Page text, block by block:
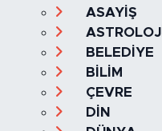
ASAYİŞ
ASTROLOJİ
BELEDİYE
BİLİM
ÇEVRE
DİN